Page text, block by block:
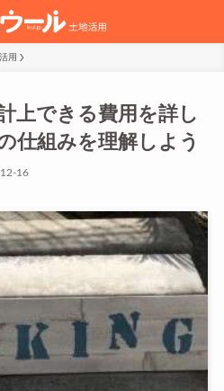
用
上できる費用を詳し
仕組みを理解しよう
16